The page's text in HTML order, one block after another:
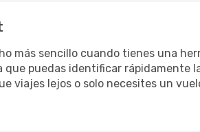
más sencillo cuando tienes una
puedas identificar rápidamente
viajes lejos o solo necesites un